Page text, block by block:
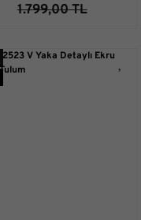
1.799,00 TL